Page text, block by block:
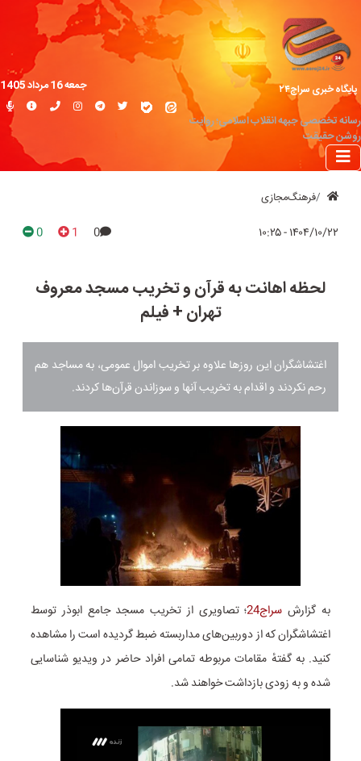
پایگاه خبری سراج۲۴
رسانه تخصصی جبهه انقلاب اسلامی؛ روایت
روشن حقیقت
جمعه 16 مرداد 1405
فرهنگ‌مجازی
۱۴۰۴/۱۰/۲۲ - ۱۰:۲۵ 0
1
0
لحظه اهانت به قرآن و تخریب مسجد معروف
تهران + فیلم
اغتشاشگران این روز‌ها علاوه بر تخریب اموال عمومی، به مساجد هم
رحم نکردند و اقدام به تخریب آنها و سوزاندن قرآن‌ها کردند.
به گزارش سراج24
؛ تصاویری از تخریب مسجد جامع ابوذر توسط
اغتشاشگران که از دوربین‌های مداربسته ضبط گردیده است را مشاهده
کنید. به گفتهٔ مقامات مربوطه تمامی افراد حاضر در ویدیو شناسایی
شده و به زودی بازداشت خواهند شد.